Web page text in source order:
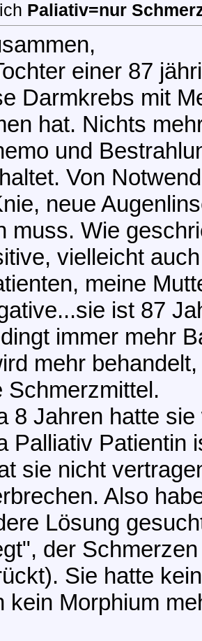
Paliativ=nur
einer 87
Darmkrebs mit
hat. Nichts
und
Von
neue
muss. Wie
vielleicht
meine
ist 87
immer mehr
mehr
Schmerzmittel.
8 Jahren hatte
Palliativ Patientin
sie nicht
Also
Lösung
der
Sie hatte
kein Morphium